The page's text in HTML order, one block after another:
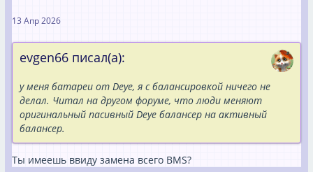
13 Апр 2026
evgen66 писал(а):
у меня батареи от Deye, я с балансировкой ничего не
делал. Читал на другом форуме, что люди меняют
оригинальный пасивный Deye балансер на активный
балансер.
Ты имеешь ввиду замена всего BMS?